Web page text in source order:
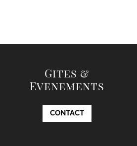
Gites &
Evenements
CONTACT